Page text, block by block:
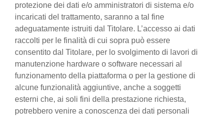
protezione dei dati e/o amministratori di sistema e/o
incaricati del trattamento, saranno a tal fine
adeguatamente istruiti dal Titolare. L’accesso ai dati
raccolti per le finalità di cui sopra può essere
consentito dal Titolare, per lo svolgimento di lavori di
manutenzione hardware o software necessari al
funzionamento della piattaforma o per la gestione di
alcune funzionalità aggiuntive, anche a soggetti
esterni che, ai soli fini della prestazione richiesta,
potrebbero venire a conoscenza dei dati personali